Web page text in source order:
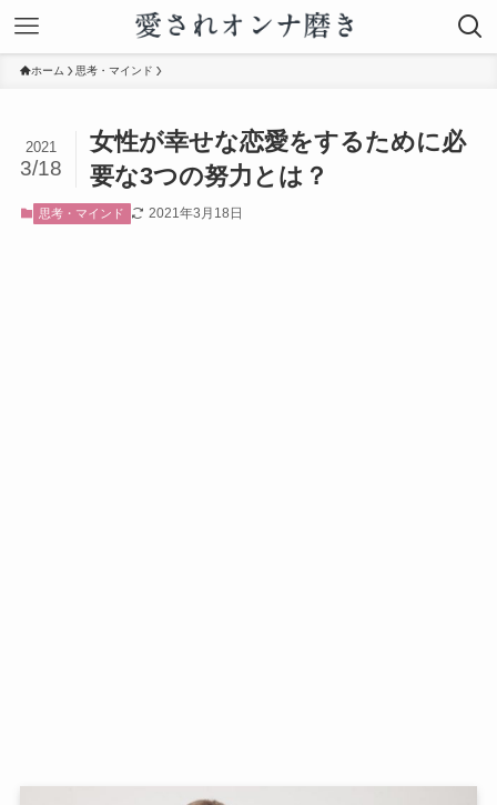
ホーム 思考・マインド
女性が幸せな恋愛をするために必
要な3つの努力とは？
2021
3/18
思考・マインド 2021年3月18日